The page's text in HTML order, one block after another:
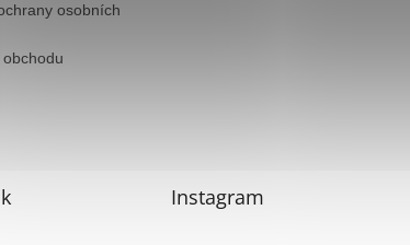
osobních
Instagram